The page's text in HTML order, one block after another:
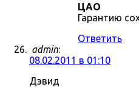
ЦАО
Гарантию
Ответить
admin:
08.02.2011 в 01:10
Дэвид